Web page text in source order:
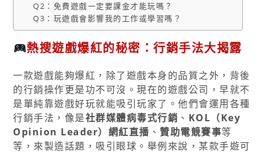
Q2：免費遊戲一定要課金才能玩嗎？
Q3：玩遊戲會影響我的工作或學習嗎？
熱搜遊戲爆紅的秘密：行銷手法大揭露
一款遊戲能夠爆紅，除了遊戲本身的品質之外，背後
的行銷操作更是功不可沒。現在的遊戲公司，早就不
是單純靠遊戲好玩就能吸引玩家了。他們會運用各種
行銷手法，像是社群媒體病毒式行銷 、 KOL（Key
Opinion Leader）網紅直播 、贊助電競賽事等
等，來製造話題，吸引眼球。舉例來說，某款手遊可